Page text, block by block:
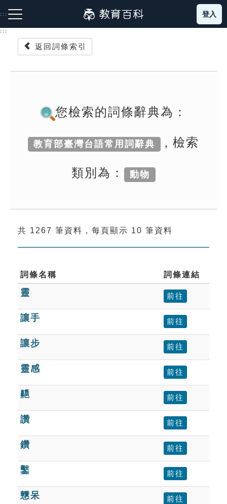
到
主
:::
成語故事
索引選單
單字索引
生命大百科索引
遊戲專區
教學應用
貓頭鷹博士
登入
:::
返回詞條索引
您檢索的詞條辭典為：
教育部臺灣台語常用詞辭典 , 檢索
類別為： 動物
共 1267 筆資料，每頁顯示 10 筆資料
詞條名稱 詞條連結
靈 前往
讓手 前往
讓步 前往
靈感 前往
齆 前往
讚 前往
鑽 前往
鑿 前往
戇呆 前往